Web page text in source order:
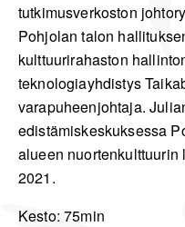
tutkimusverkoston
Pohjolan talon
kulttuurirahaston
teknologiayhdistys
varapuheenjohtaja.
edistämiskeskuksessa
alueen
2021.
Kesto: 75min